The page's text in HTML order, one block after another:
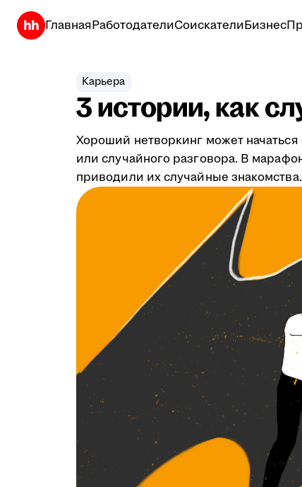
ГлавнаяРаботодателиСоискателиБизнес
Карьера
3 истории, как
Хороший нетворкинг может
или случайного разговора. В
приводили их случайные знакомства.